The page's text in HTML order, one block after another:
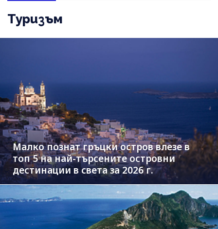
Туризъм
Малко познат гръцки остров влезе в
топ 5 на най-търсените островни
дестинации в света за 2026 г.